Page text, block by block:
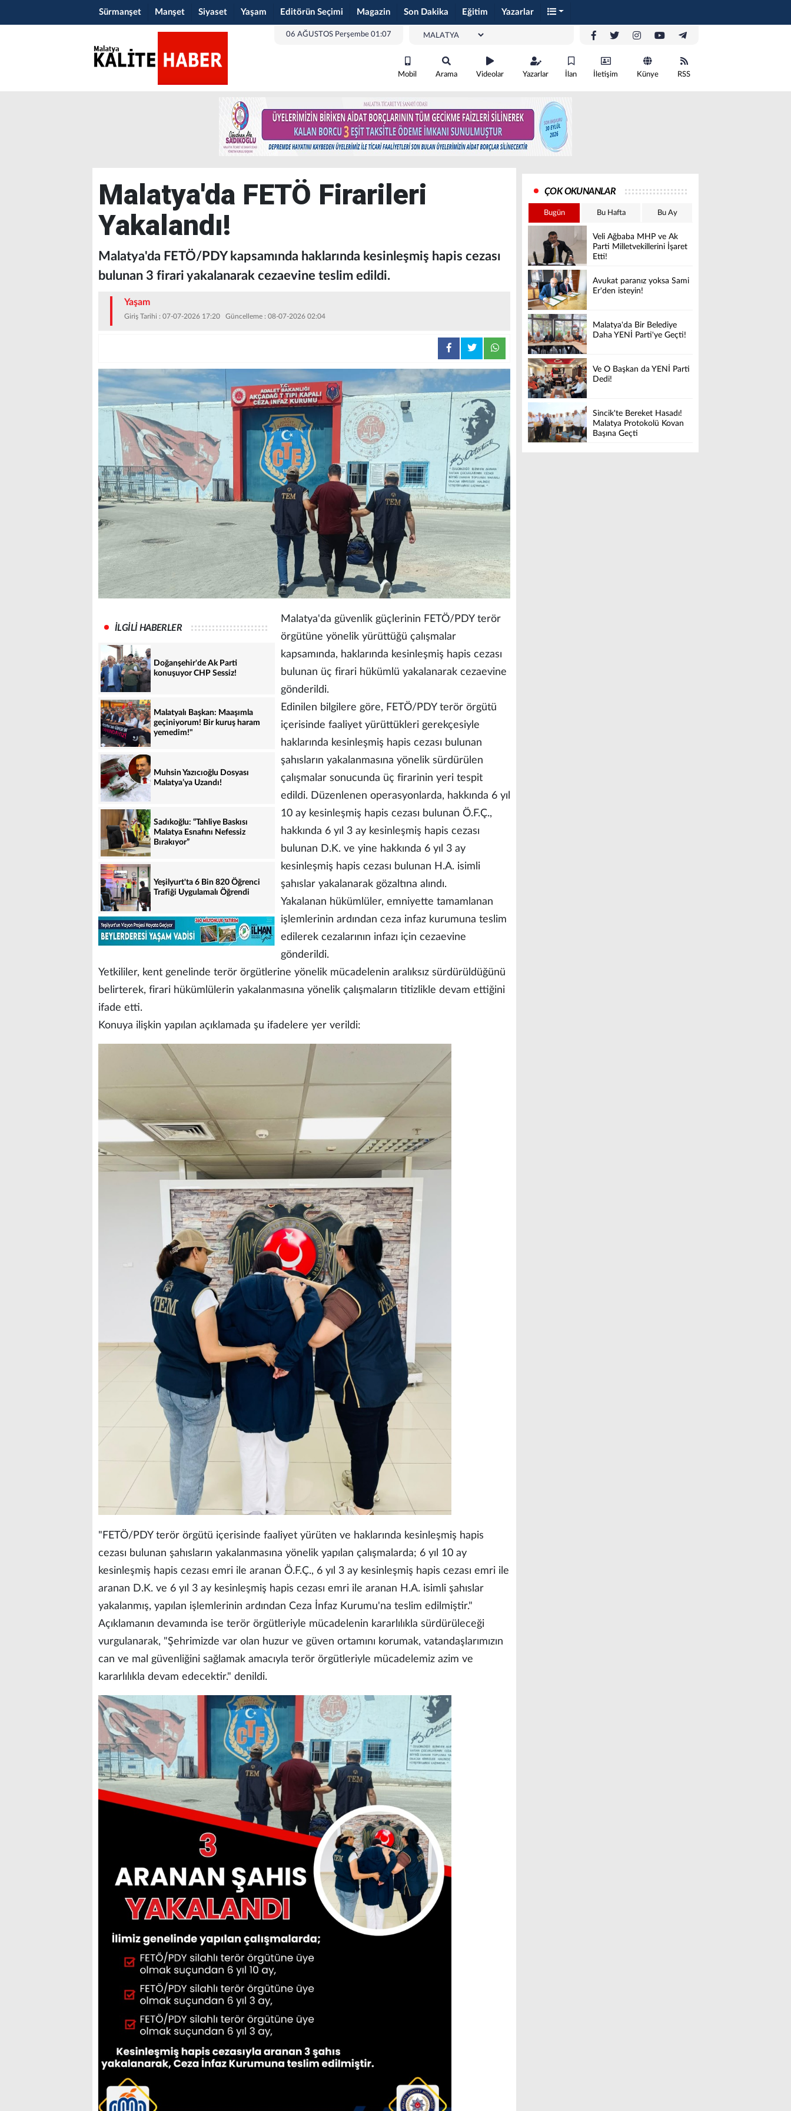
Sürmanşet Manşet Siyaset Yaşam Editörün Seçimi Magazin Son Dakika Eğitim Yazarlar
06 AĞUSTOS Perşembe 01:07
Mobil Arama Videolar Yazarlar İlan İletişim Künye RSS
Malatya'da FETÖ Firarileri
Yakalandı!
Malatya'da FETÖ/PDY kapsamında haklarında kesinleşmiş hapis cezası
bulunan 3 firari yakalanarak cezaevine teslim edildi.
Yaşam
Giriş Tarihi : 07-07-2026 17:20 Güncelleme : 08-07-2026 02:04
İLGİLİ HABERLER
Doğanşehir'de Ak Parti
konuşuyor CHP Sessiz!
Malatyalı Başkan: Maaşımla
geçiniyorum! Bir kuruş haram
yemedim!"
Muhsin Yazıcıoğlu Dosyası
Malatya’ya Uzandı!
Sadıkoğlu: “Tahliye Baskısı
Malatya Esnafını Nefessiz
Bırakıyor”
Yeşilyurt'ta 6 Bin 820 Öğrenci
Trafiği Uygulamalı Öğrendi
Malatya'da güvenlik güçlerinin FETÖ/PDY terör
örgütüne yönelik yürüttüğü çalışmalar
kapsamında, haklarında kesinleşmiş hapis cezası
bulunan üç firari hükümlü yakalanarak cezaevine
gönderildi.
Edinilen bilgilere göre, FETÖ/PDY terör örgütü
içerisinde faaliyet yürüttükleri gerekçesiyle
haklarında kesinleşmiş hapis cezası bulunan
şahısların yakalanmasına yönelik sürdürülen
çalışmalar sonucunda üç firarinin yeri tespit
edildi. Düzenlenen operasyonlarda, hakkında 6 yıl
10 ay kesinleşmiş hapis cezası bulunan Ö.F.Ç.,
hakkında 6 yıl 3 ay kesinleşmiş hapis cezası
bulunan D.K. ve yine hakkında 6 yıl 3 ay
kesinleşmiş hapis cezası bulunan H.A. isimli
şahıslar yakalanarak gözaltına alındı.
Yakalanan hükümlüler, emniyette tamamlanan
işlemlerinin ardından ceza infaz kurumuna teslim
edilerek cezalarının infazı için cezaevine
gönderildi.
Yetkililer, kent genelinde terör örgütlerine yönelik mücadelenin aralıksız sürdürüldüğünü
belirterek, firari hükümlülerin yakalanmasına yönelik çalışmaların titizlikle devam ettiğini
ifade etti.
Konuya ilişkin yapılan açıklamada şu ifadelere yer verildi:
"FETÖ/PDY terör örgütü içerisinde faaliyet yürüten ve haklarında kesinleşmiş hapis
cezası bulunan şahısların yakalanmasına yönelik yapılan çalışmalarda; 6 yıl 10 ay
kesinleşmiş hapis cezası emri ile aranan Ö.F.Ç., 6 yıl 3 ay kesinleşmiş hapis cezası emri ile
aranan D.K. ve 6 yıl 3 ay kesinleşmiş hapis cezası emri ile aranan H.A. isimli şahıslar
yakalanmış, yapılan işlemlerinin ardından Ceza İnfaz Kurumu'na teslim edilmiştir."
Açıklamanın devamında ise terör örgütleriyle mücadelenin kararlılıkla sürdürüleceği
vurgulanarak, "Şehrimizde var olan huzur ve güven ortamını korumak, vatandaşlarımızın
can ve mal güvenliğini sağlamak amacıyla terör örgütleriyle mücadelemiz azim ve
kararlılıkla devam edecektir." denildi.
ÇOK OKUNANLAR
Bugün Bu Hafta Bu Ay
Veli Ağbaba MHP ve Ak
Parti Milletvekillerini İşaret
Etti!
Avukat paranız yoksa Sami
Er'den isteyin!
Malatya'da Bir Belediye
Daha YENİ Parti'ye Geçti!
Ve O Başkan da YENİ Parti
Dedi!
Sincik'te Bereket Hasadı!
Malatya Protokolü Kovan
Başına Geçti